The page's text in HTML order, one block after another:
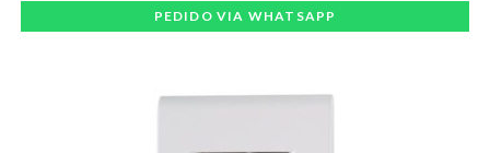
PEDIDO VIA WHATSAPP